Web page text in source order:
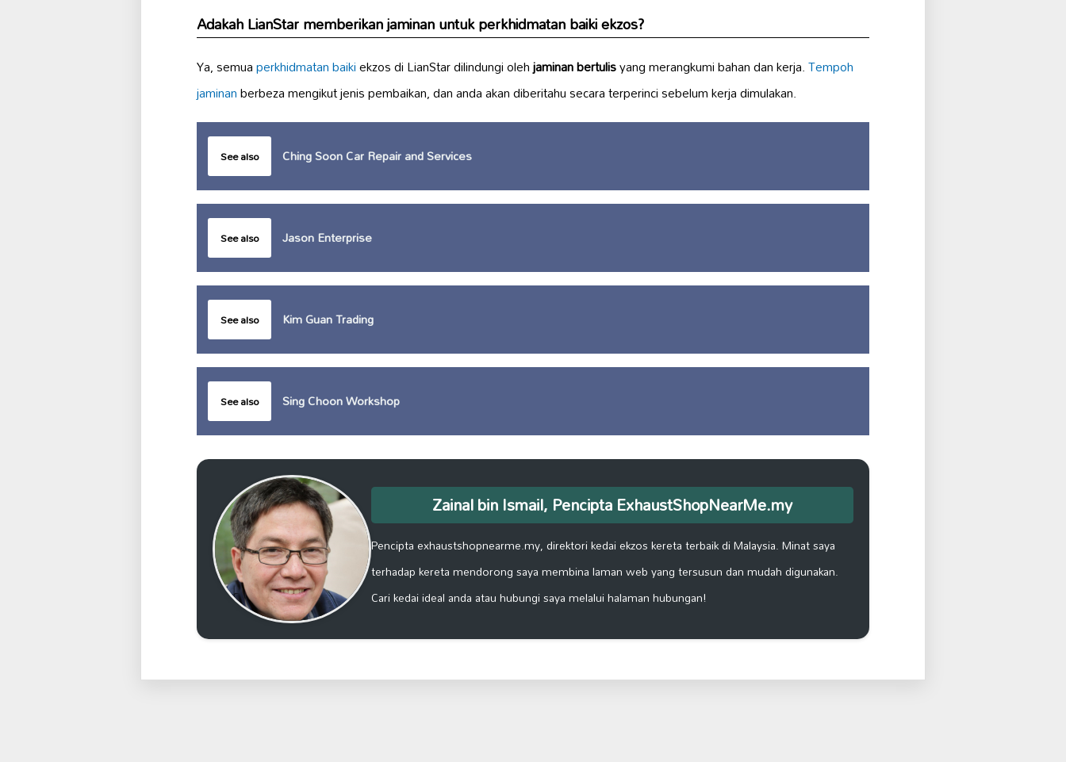
Adakah LianStar memberikan jaminan untuk perkhidmatan baiki ekzos?
Ya, semuaperkhidmatan baikiekzos di LianStar dilindungi olehjaminan bertulisyang merangkumi bahan dan kerja.Tempoh
jaminanberbeza mengikut jenis pembaikan, dan anda akan diberitahu secara terperinci sebelum kerja dimulakan.
See also Ching Soon Car Repair and Services
See also Jason Enterprise
See also Kim Guan Trading
See also Sing Choon Workshop
Zainal bin Ismail, Pencipta ExhaustShopNearMe.my
Pencipta exhaustshopnearme.my, direktori kedai ekzos kereta terbaik di Malaysia. Minat saya
terhadap kereta mendorong saya membina laman web yang tersusun dan mudah digunakan.
Cari kedai ideal anda atau hubungi saya melalui halaman hubungan!